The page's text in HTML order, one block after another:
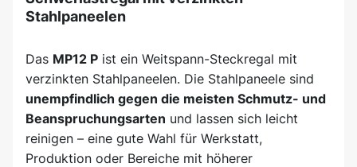
Stahlpaneelen
Das MP12 P ist ein Weitspann-Steckregal mit
verzinkten Stahlpaneelen. Die Stahlpaneele sind
unempfindlich gegen die meisten Schmutz- und
Beanspruchungsarten und lassen sich leicht
reinigen – eine gute Wahl für Werkstatt,
Produktion oder Bereiche mit höherer